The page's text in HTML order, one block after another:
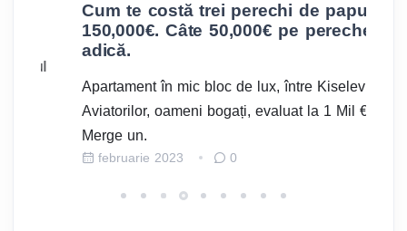
Cum te costă trei perechi de papuci
150,000€. Câte 50,000€ pe pereche,
adică.
Apartament în mic bloc de lux, între Kiselev și
Aviatorilor, oameni bogați, evaluat la 1 Mil €
Merge un.
februarie 2023